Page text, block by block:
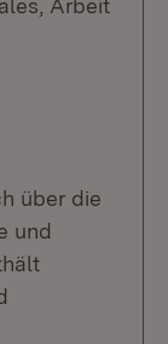
Arbeit
über die
und